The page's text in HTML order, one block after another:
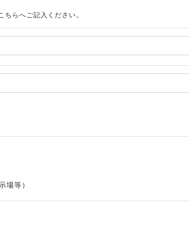
らへご記入ください。
場等）